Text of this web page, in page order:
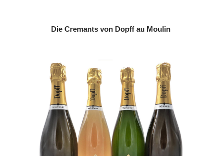
Die Cremants von Dopff au Moulin